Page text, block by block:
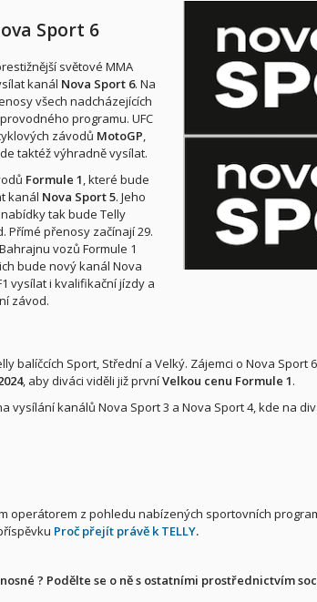
Sport 6
světové MMA
kanál Nova Sport 6. Na
všech nadcházejících
programu. UFC
závodů MotoGP
taktéž výhradně vysílat.
Formule 1 , které bude
kanál Nova Sport 5. Jeho
tak bude Telly
Přímé přenosy začínají 29.
vozů Formule 1
bude nový kanál Nova
vysílat i kvalifikační jízdy a
závod.
balíčcích Sport, Střední a Velký. Zájemci o Nova Sport
, aby diváci viděli již prvníVelkou cenu Formule 1.
vysílání kanálů Nova Sport 3 a Nova Sport 4, kde na
operátorem z pohledu nabízených sportovních
Proč přejít právě k TELLY.
? Podělte se o ně s ostatními prostřednictvím